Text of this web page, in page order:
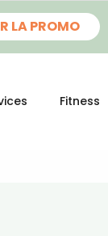
LA PROMO
Fitness